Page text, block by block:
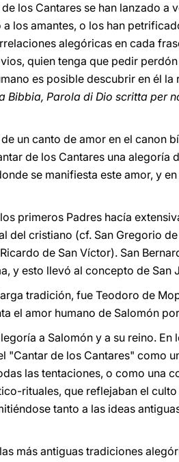
los Cantares se han lanzado a
los amantes, o los han
alegóricas en cada
quien tenga que pedir
es posible descubrir en él
Bibbia, Parola di Dio scritta per
un canto de amor en el canon
de los Cantares una alegoría
se manifiesta este amor, y
primeros Padres hacía
del cristiano (cf. San Gregorio
de San Víctor). San
y esto llevó al concepto de
tradición, fue Teodoro de
el amor humano de Salomón
a Salomón y a su reino.
"Cantar de los Cantares" como
las tentaciones, o como una
rituales, que reflejaban el
tanto a las ideas
más antiguas tradiciones